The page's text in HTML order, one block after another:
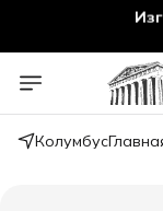
Колумбус